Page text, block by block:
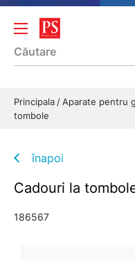
Principala Aparate pentru
tombole
înapoi
Cadouri la
186567